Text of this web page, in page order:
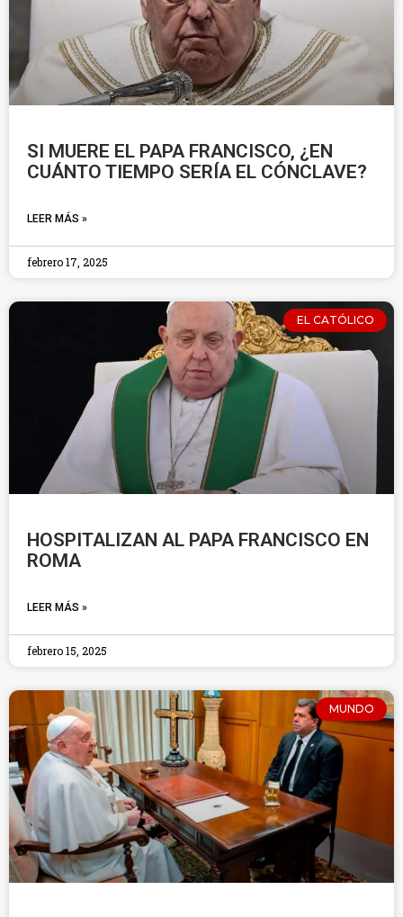
SI MUERE EL PAPA FRANCISCO, ¿EN
CUÁNTO TIEMPO SERÍA EL CÓNCLAVE?
LEER MÁS »
febrero 17, 2025
EL CATÓLICO
HOSPITALIZAN AL PAPA FRANCISCO EN
ROMA
LEER MÁS »
febrero 15, 2025
MUNDO